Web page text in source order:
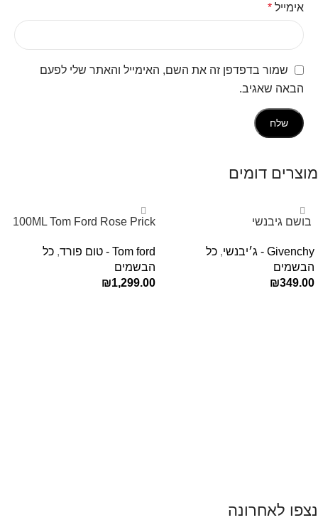
אימייל *
שמור בדפדפן זה את השם, האימייל והאתר שלי לפעם
הבאה שאגיב.
מוצרים דומים
‏ בושם גיבנשי
E.D.P 80ml ‏
Givenchy - ג׳יבנשי , כל
הבשמים
₪349.00
100ML Tom Ford Rose Prick
Tom ford - טום פורד
, כל
הבשמים
₪1,299.00
נצפו לאחרונה